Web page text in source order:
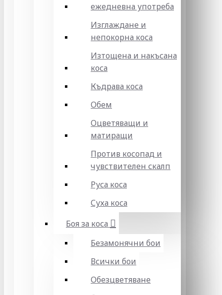
ежедневна употреба
Изглаждане и
непокорна коса
Изтощена и накъсана
коса
Къдрава коса
Обем
Оцветяващи и
матиращи
Против косопад и
чувствителен скалп
Руса коса
Суха коса
Боя за коса
Безамонячни бои
Всички бои
Обезцветяване